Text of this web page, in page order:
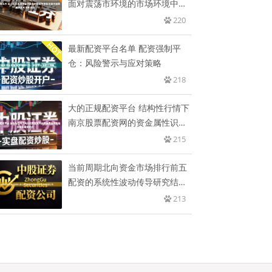
面对震荡市环境的市场环境中股
220
最新配资平台名单 配资强制平
仓：风险警示与应对策略
218
大的正规配资平台 结构性行情下
南京股票配资网的资金属性识别
215
当前周期北向资金市场排行前五
配资的系统性波动传导研究结合
213